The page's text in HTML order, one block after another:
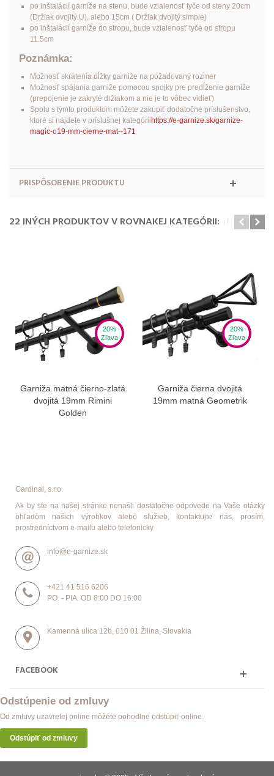
po inštalácií garníže na stenu, bude vzialenosť tyče od steny 20cm
(Držiak dvojitý U), alebo 15cm ( Držiak dvojitý simple)
po inštalácií garníže do stropu, bude vzialenosť tyče od stropu
11.5cm
Poznámka:
Možnosť skrátenia dĺžky garniže na požadovaný rozmer
Možnosť spájania garniže pomocou spojky pre predĺženie garniže
(prepojenie je zakryté držiakom a nie je to vôbec vidieť)
Spolu s týmto produktom môžete zakúpiť dodatočne príslušenstvo,
ktoré si nájdete v príslušnej kategórii https://e-garnize.sk/garnize-
magic-o19-mm-cierne-mat--171
PRISPÔSOBENIE PRODUKTU
22 INÝCH PRODUKTOV V ROVNAKEJ KATEGÓRII:
20%
Zľava
Garniža matná čierno-zlatá
dvojitá 19mm Rimini
Golden
20%
Zľava
Garniža čierna dvojitá
19mm matná Geometrik
Cardinal, s.r.o.
Ak by ste na našej stránke nenašli dostatočne odpovede na Vaše otázky
ohľadom našich výrobkov alebo služieb, kontaktujte nás, prosím,
prostredníctvom e-mailu alebo telefonicky
info@e-garnize.sk
+421 41 516 6206
PO. - PIA. OD 8:00 DO 16:00
Kamenná ulica 12b, 010 01 Žilina, Slovakia
FACEBOOK
Odstúpenie od zmluvy
Od zmluvy uzavretej online môžete pohodlne odstúpiť online.
Odstúpiť od zmluvy